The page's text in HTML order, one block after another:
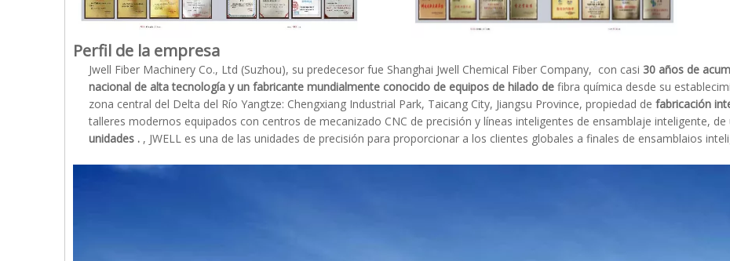
Perfil de la empresa
Jwell Fiber Machinery Co., Ltd (Suzhou), su predecesor fue Shanghai Jwell Chemical Fiber Company, con casi 30 años de
nacional de alta tecnología y un fabricante mundialmente conocido de equipos de hilado de fibra química desde su
zona central del Delta del Río Yangtze: Chengxiang Industrial Park, Taicang City, Jiangsu Province, propiedad de fabricación
talleres modernos equipados con centros de mecanizado CNC de precisión y líneas inteligentes de ensamblaje inteligente,
unidades . , JWELL es una de las unidades de precisión para proporcionar a los clientes globales a finales de ensamblaios